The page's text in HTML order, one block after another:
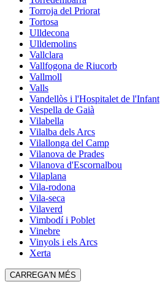
Torroja del Priorat
Tortosa
Ulldecona
Ulldemolins
Vallclara
Vallfogona de Riucorb
Vallmoll
Valls
Vandellòs i l'Hospitalet de l'Infant
Vespella de Gaià
Vilabella
Vilalba dels Arcs
Vilallonga del Camp
Vilanova de Prades
Vilanova d'Escornalbou
Vilaplana
Vila-rodona
Vila-seca
Vilaverd
Vimbodí i Poblet
Vinebre
Vinyols i els Arcs
Xerta
CARREGA'N MÉS